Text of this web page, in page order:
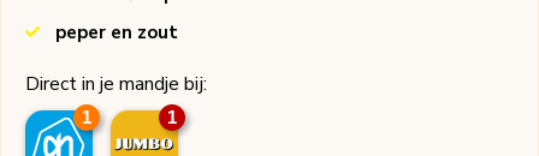
peper en zout
Direct in je mandje bij:
1 1